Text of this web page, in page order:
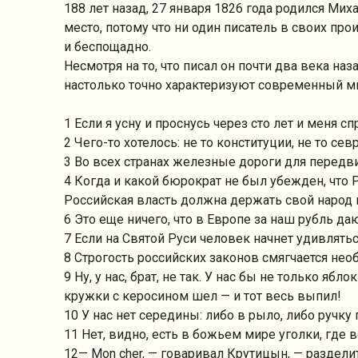
188 лет назад, 27 января 1826 года родился
место, потому что ни один писатель в своих
и беспощадно.
Несмотря на то, что писал он почти два века
настолько точно характеризуют современный
1 Если я усну и проснусь через сто лет и меня
2 Чего-то хотелось: не то конституции, не то
3 Во всех странах железные дороги для
4 Когда и какой бюрократ не был убежден, что
Российская власть должна держать свой народ
6 Это еще ничего, что в Европе за наш рубль
7 Если на Святой Руси человек начнет
8 Строгость российских законов смягчается
9 Ну, у нас, брат, не так. У нас бы не только
кружки с керосином шел — и тот весь выпил!
10 У нас нет середины: либо в рыло, либо ручку
11 Нет, видно, есть в божьем мире уголки, где
12— Mon cher, — говаривал Крутицын, —